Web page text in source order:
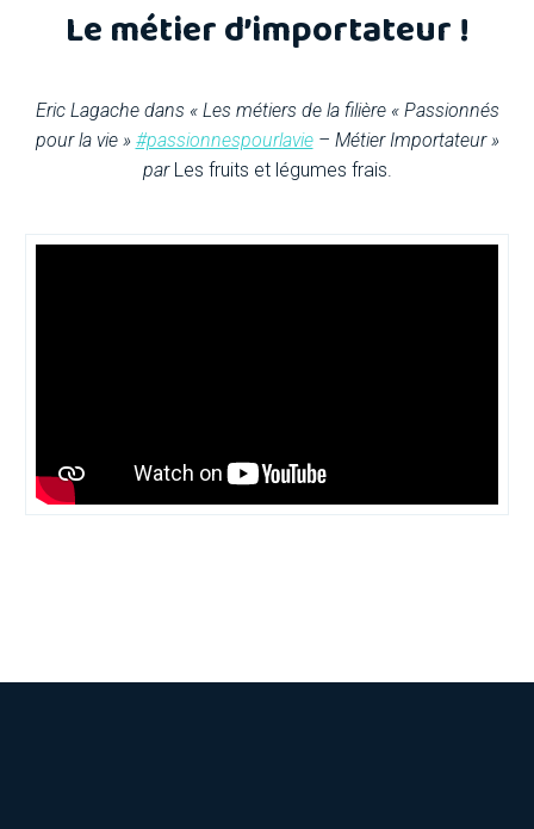
Le métier d’importateur !
Eric Lagache dans « Les métiers de la filière « Passionnés
pour la vie » #passionnespourlavie– Métier Importateur »
par Les fruits et légumes frais.